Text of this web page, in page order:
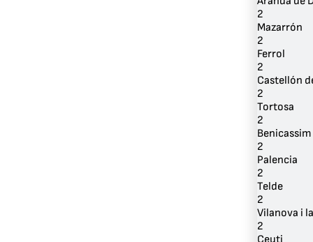
2
Mazarrón
2
Ferrol
2
Castellón
2
Tortosa
2
Benicassim
2
Palencia
2
Telde
2
Vilanova i
2